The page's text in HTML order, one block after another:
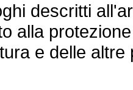
descritti
alla
e delle